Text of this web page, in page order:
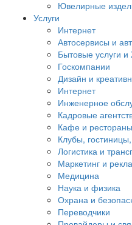
Ювелирные
Услуги
Интернет
Автосервисы и
Бытовые услуги
Госкомпании
Дизайн и
Интернет
Инженерное
Кадровые
Кафе и рестораны
Клубы,
Логистика и
Маркетинг и
Медицина
Наука и физика
Охрана и
Переводчики